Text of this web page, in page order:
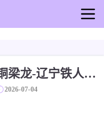
2026-07-04 中超 重庆铜梁龙-辽宁铁人 录像[咪咕体育]
2026-07-04